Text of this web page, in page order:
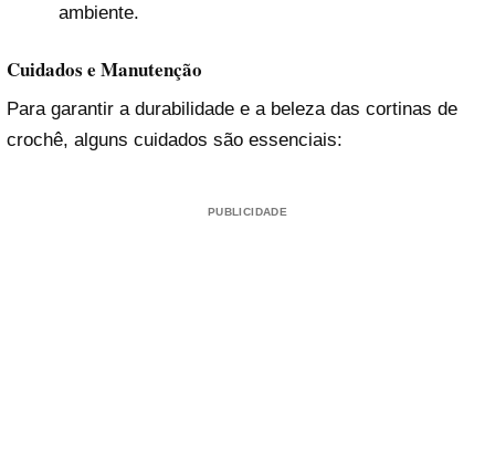
ambiente.
Cuidados e Manutenção
Para garantir a durabilidade e a beleza das cortinas de
crochê, alguns cuidados são essenciais:
PUBLICIDADE